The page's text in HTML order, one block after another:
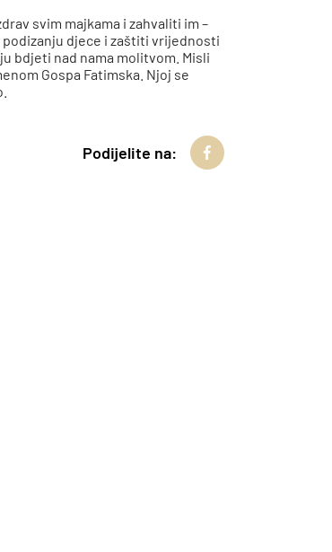
svim majkama i zahvaliti im –
podizanju djece i zaštiti vrijednosti
bdjeti nad nama molitvom. Misli
Gospa Fatimska. Njoj se
Podijelite na: